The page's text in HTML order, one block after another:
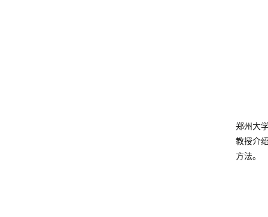
郑州大
教授介
方法。